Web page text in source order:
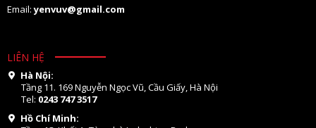
Email:yenvuv@gmail.com
LIÊN HỆ
Hà Nội:
Tầng 11. 169 Nguyễn Ngọc Vũ, Cầu Giấy, Hà Nội
Tel: 0243 747 3517
Hồ Chí Minh: